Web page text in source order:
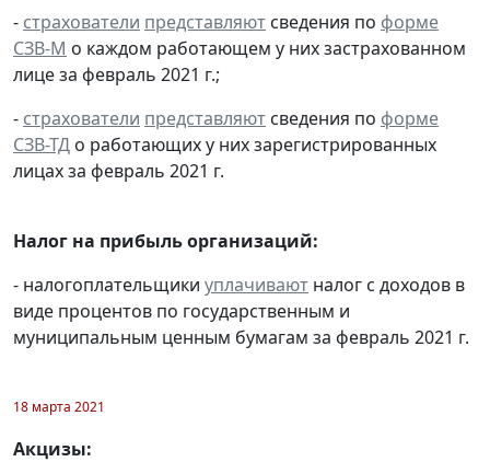
- страхователи представляют сведения по форме
СЗВ-М о каждом работающем у них застрахованном
лице за февраль 2021 г.;
- страхователи представляют сведения по форме
СЗВ-ТД о работающих у них зарегистрированных
лицах за февраль 2021 г.
Налог на прибыль организаций:
- налогоплательщики уплачивают налог с доходов в
виде процентов по государственным и
муниципальным ценным бумагам за февраль 2021 г.
18 марта 2021
Акцизы: